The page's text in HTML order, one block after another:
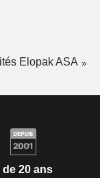
Elopak ASA
de 20 ans